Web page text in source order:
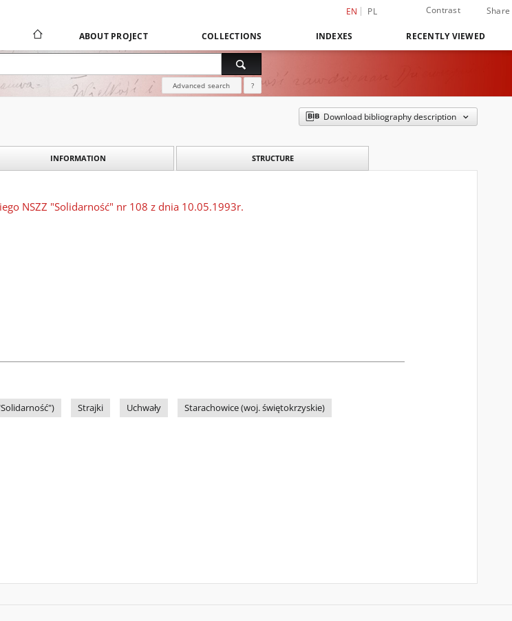
EN PL Contrast Share
ABOUT PROJECT COLLECTIONS INDEXES RECENTLY VIEWED
Advanced search ?
Download bibliography description
INFORMATION STRUCTURE
NSZZ "Solidarność" nr 108 z dnia 10.05.1993r.
Strajki Uchwały
Starachowice (woj. świętokrzyskie)